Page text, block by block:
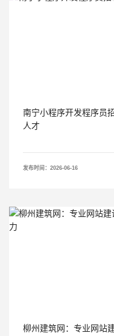
南宁小程序开发程序员
人才
发布时间：2026-06-16
柳州建筑网：专业网站